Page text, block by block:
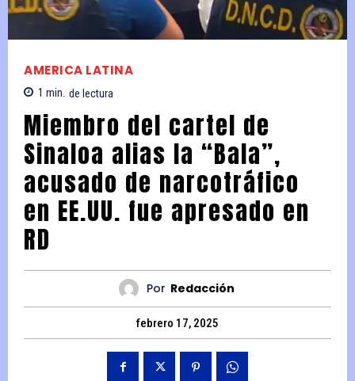
AMERICA LATINA
1 min. de lectura
Miembro del cartel de
Sinaloa alias la “Bala”,
acusado de narcotráfico
en EE.UU. fue apresado en
RD
Por Redacción
febrero 17, 2025